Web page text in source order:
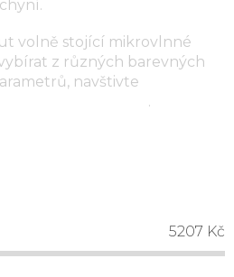
volně stojící mikrovlnné
z různých barevných
navštivte
.
5207 Kč